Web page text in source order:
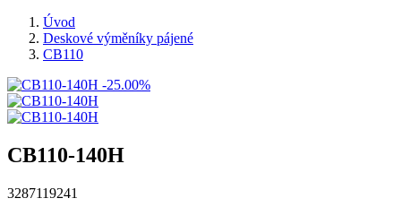
Úvod
Deskové výměníky pájené
CB110
-25.00%
CB110-140H
3287119241